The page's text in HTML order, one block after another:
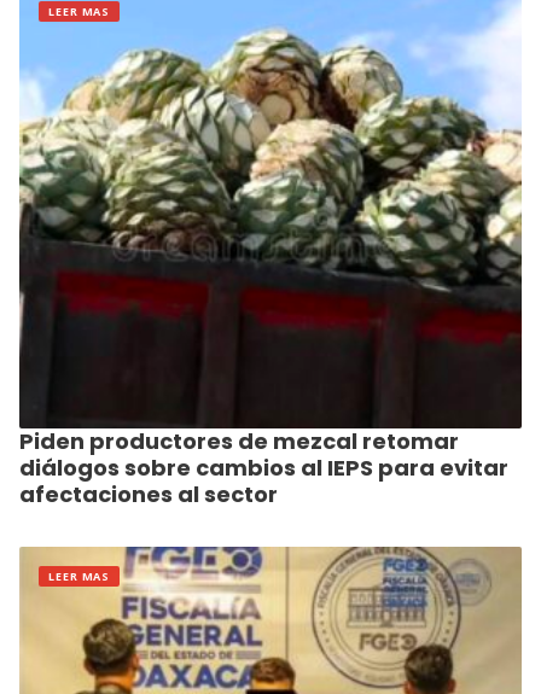
LEER MAS
Piden productores de mezcal retomar
diálogos sobre cambios al IEPS para evitar
afectaciones al sector
LEER MAS